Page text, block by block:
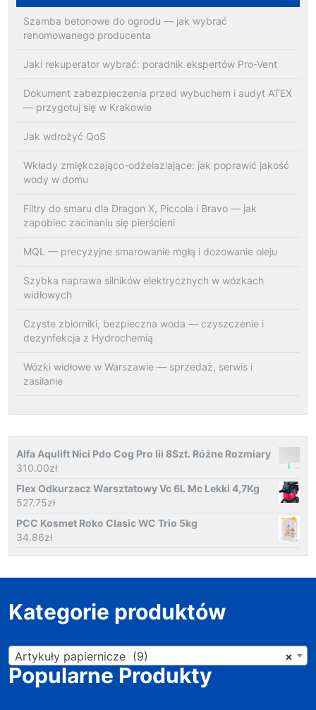
Szamba betonowe do ogrodu — jak wybrać
renomowanego producenta
Jaki rekuperator wybrać: poradnik ekspertów Pro-Vent
Dokument zabezpieczenia przed wybuchem i audyt ATEX
— przygotuj się w Krakowie
Jak wdrożyć QoS
Wkłady zmiękczająco-odżelaziające: jak poprawić jakość
wody w domu
Filtry do smaru dla Dragon X, Piccola i Bravo — jak
zapobiec zacinaniu się pierścieni
MQL — precyzyjne smarowanie mgłą i dozowanie oleju
Szybka naprawa silników elektrycznych w wózkach
widłowych
Czyste zbiorniki, bezpieczna woda — czyszczenie i
dezynfekcja z Hydrochemią
Wózki widłowe w Warszawie — sprzedaż, serwis i
zasilanie
Alfa Aqulift Nici Pdo Cog Pro Iii 8Szt. Różne Rozmiary
310.00zł
Flex Odkurzacz Warsztatowy Vc 6L Mc Lekki 4,7Kg
527.75zł
PCC Kosmet Roko Clasic WC Trio 5kg
34.86zł
Kategorie produktów
×
Artykuły papiernicze (9)
Popularne Produkty